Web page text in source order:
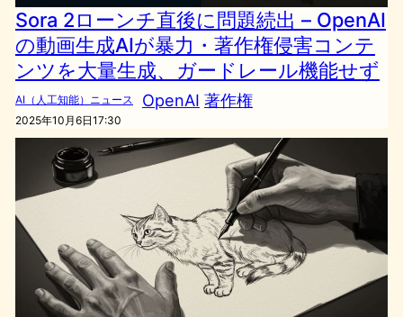
Sora 2ローンチ直後に問題続出 – OpenAI
の動画生成AIが暴力・著作権侵害コンテ
ンツを大量生成、ガードレール機能せず
AI（人工知能）ニュース OpenAI 著作権
2025年10月6日17:30